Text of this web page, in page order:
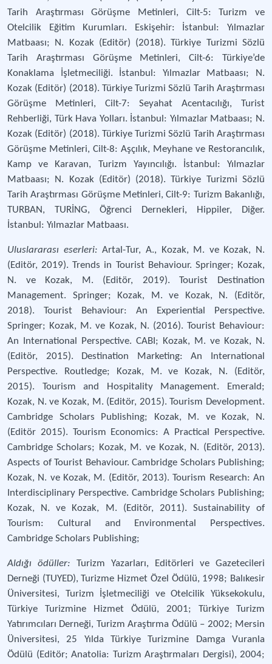
Tarih Araştırması Görüşme Metinleri, Cilt-5: Turizm ve
Otelcilik Eğitim Kurumları. Eskişehir: İstanbul: Yılmazlar
Matbaası; N. Kozak (Editör) (2018). Türkiye Turizmi Sözlü
Tarih Araştırması Görüşme Metinleri, Cilt-6: Türkiye’de
Konaklama İşletmeciliği. İstanbul: Yılmazlar Matbaası; N.
Kozak (Editör) (2018). Türkiye Turizmi Sözlü Tarih Araştırması
Görüşme Metinleri, Cilt-7: Seyahat Acentacılığı, Turist
Rehberliği, Türk Hava Yolları. İstanbul: Yılmazlar Matbaası; N.
Kozak (Editör) (2018). Türkiye Turizmi Sözlü Tarih Araştırması
Görüşme Metinleri, Cilt-8: Aşçılık, Meyhane ve Restorancılık,
Kamp ve Karavan, Turizm Yayıncılığı. İstanbul: Yılmazlar
Matbaası; N. Kozak (Editör) (2018). Türkiye Turizmi Sözlü
Tarih Araştırması Görüşme Metinleri, Cilt-9: Turizm Bakanlığı,
TURBAN, TURİNG, Öğrenci Dernekleri, Hippiler, Diğer.
İstanbul: Yılmazlar Matbaası.
Uluslararası eserleri:Artal-Tur, A., Kozak, M. ve Kozak, N.
(Editör, 2019). Trends in Tourist Behaviour. Springer; Kozak,
N. ve Kozak, M. (Editör, 2019). Tourist Destination
Management. Springer; Kozak, M. ve Kozak, N. (Editör,
2018). Tourist Behaviour: An Experiential Perspective.
Springer; Kozak, M. ve Kozak, N. (2016). Tourist Behaviour:
An International Perspective. CABI; Kozak, M. ve Kozak, N.
(Editör, 2015). Destination Marketing: An International
Perspective. Routledge; Kozak, M. ve Kozak, N. (Editör,
2015). Tourism and Hospitality Management. Emerald;
Kozak, N. ve Kozak, M. (Editör, 2015). Tourism Development.
Cambridge Scholars Publishing; Kozak, M. ve Kozak, N.
(Editör 2015). Tourism Economics: A Practical Perspective.
Cambridge Scholars; Kozak, M. ve Kozak, N. (Editör, 2013).
Aspects of Tourist Behaviour. Cambridge Scholars Publishing;
Kozak, N. ve Kozak, M. (Editör, 2013). Tourism Research: An
Interdisciplinary Perspective. Cambridge Scholars Publishing;
Kozak, N. ve Kozak, M. (Editör, 2011). Sustainability of
Tourism: Cultural and Environmental Perspectives.
Cambridge Scholars Publishing;
Aldığı ödüller: Turizm Yazarları, Editörleri ve Gazetecileri
Derneği (TUYED), Turizme Hizmet Özel Ödülü, 1998; Balıkesir
Üniversitesi, Turizm İşletmeciliği ve Otelcilik Yüksekokulu,
Türkiye Turizmine Hizmet Ödülü, 2001; Türkiye Turizm
Yatırımcıları Derneği, Turizm Araştırma Ödülü – 2002; Mersin
Üniversitesi, 25 Yılda Türkiye Turizmine Damga Vuranla
Ödülü (Editör; Anatolia: Turizm Araştırmaları Dergisi), 2004;